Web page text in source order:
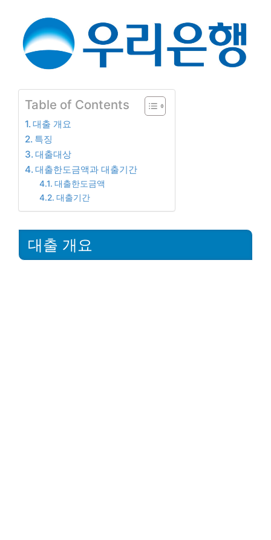
Table of Contents
대출 개요
특징
대출대상
대출한도금액과 대출기간
대출한도금액
대출기간
대출 개요